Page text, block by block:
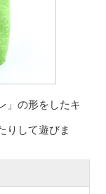
」の形をしたキ
りして遊びま